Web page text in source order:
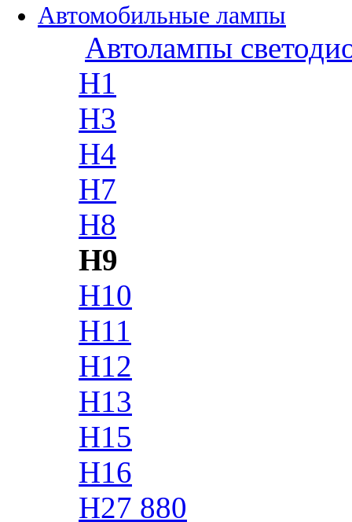
Автомобильные лампы
Автолампы
H1
H3
H4
H7
H8
H9
H10
H11
H12
H13
H15
H16
H27 880